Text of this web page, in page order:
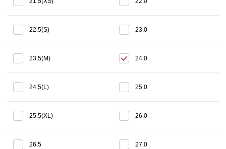
22.5(S) 23.0
23.5(M) 24.0
24.5(L) 25.0
25.5(XL) 26.0
26.5 27.0